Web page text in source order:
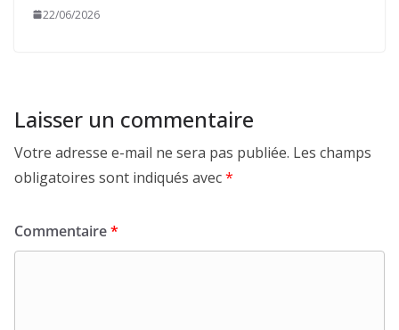
22/06/2026
Laisser un commentaire
Votre adresse e-mail ne sera pas publiée. Les champs
obligatoires sont indiqués avec*
Commentaire*